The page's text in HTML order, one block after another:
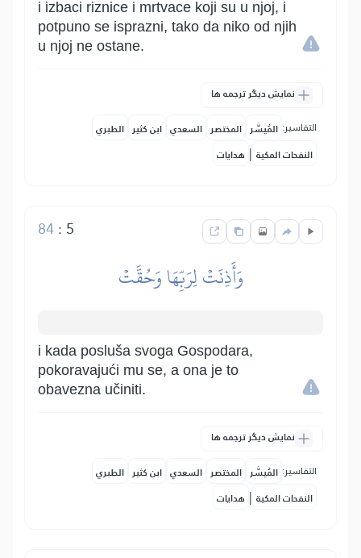
i izbaci riznice i mrtvace koji su u njoj, i
potpuno se isprazni, tako da niko od njih
u njoj ne ostane.
نمایش دیگر ترجمه ها
التفاسير: المُيسَّر المختصر السعدي ابن كثير الطبري
النفحات المكية | هدايات
5
:
84
وَأَذِنَتۡ لِرَبِّهَا وَحُقَّتۡ
i kada posluša svoga Gospodara,
pokoravajući mu se, a ona je to
obavezna učiniti.
نمایش دیگر ترجمه ها
التفاسير: المُيسَّر المختصر السعدي ابن كثير الطبري
النفحات المكية | هدايات